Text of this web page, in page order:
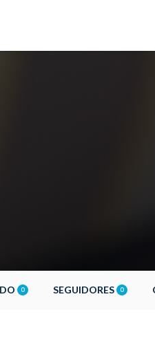
0 SEGUIDORES 0